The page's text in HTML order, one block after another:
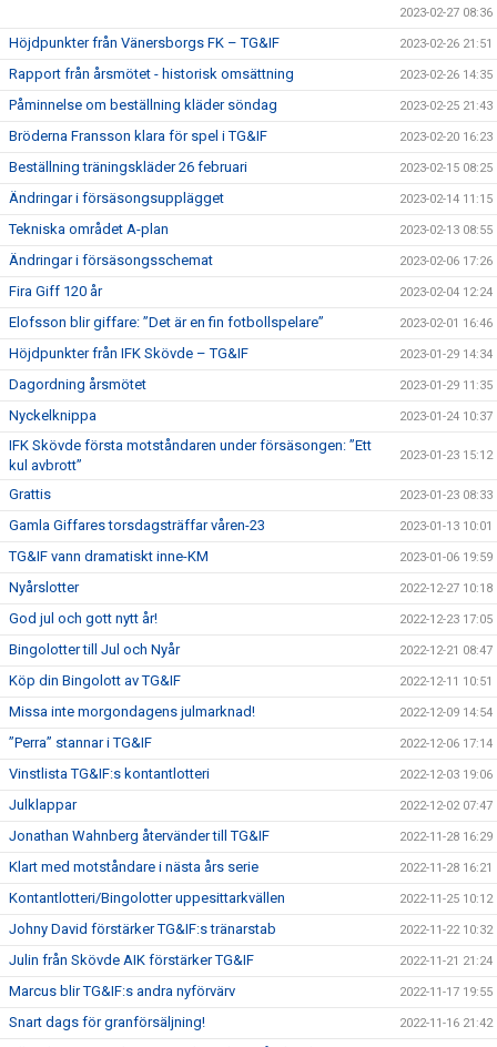
2023-02-27 08:36
Höjdpunkter från Vänersborgs FK – TG&IF 2023-02-26 21:51
Rapport från årsmötet - historisk omsättning 2023-02-26 14:35
Påminnelse om beställning kläder söndag 2023-02-25 21:43
Bröderna Fransson klara för spel i TG&IF 2023-02-20 16:23
Beställning träningskläder 26 februari 2023-02-15 08:25
Ändringar i försäsongsupplägget 2023-02-14 11:15
Tekniska området A-plan 2023-02-13 08:55
Ändringar i försäsongsschemat 2023-02-06 17:26
Fira Giff 120 år 2023-02-04 12:24
Elofsson blir giffare: ”Det är en fin fotbollspelare” 2023-02-01 16:46
Höjdpunkter från IFK Skövde – TG&IF 2023-01-29 14:34
Dagordning årsmötet 2023-01-29 11:35
Nyckelknippa 2023-01-24 10:37
IFK Skövde första motståndaren under försäsongen: ”Ett
kul avbrott”
2023-01-23 15:12
Grattis 2023-01-23 08:33
Gamla Giffares torsdagsträffar våren-23 2023-01-13 10:01
TG&IF vann dramatiskt inne-KM 2023-01-06 19:59
Nyårslotter 2022-12-27 10:18
God jul och gott nytt år! 2022-12-23 17:05
Bingolotter till Jul och Nyår 2022-12-21 08:47
Köp din Bingolott av TG&IF 2022-12-11 10:51
Missa inte morgondagens julmarknad! 2022-12-09 14:54
”Perra” stannar i TG&IF 2022-12-06 17:14
Vinstlista TG&IF:s kontantlotteri 2022-12-03 19:06
Julklappar 2022-12-02 07:47
Jonathan Wahnberg återvänder till TG&IF 2022-11-28 16:29
Klart med motståndare i nästa års serie 2022-11-28 16:21
Kontantlotteri/Bingolotter uppesittarkvällen 2022-11-25 10:12
Johny David förstärker TG&IF:s tränarstab 2022-11-22 10:32
Julin från Skövde AIK förstärker TG&IF 2022-11-21 21:24
Marcus blir TG&IF:s andra nyförvärv 2022-11-17 19:55
Snart dags för granförsäljning! 2022-11-16 21:42